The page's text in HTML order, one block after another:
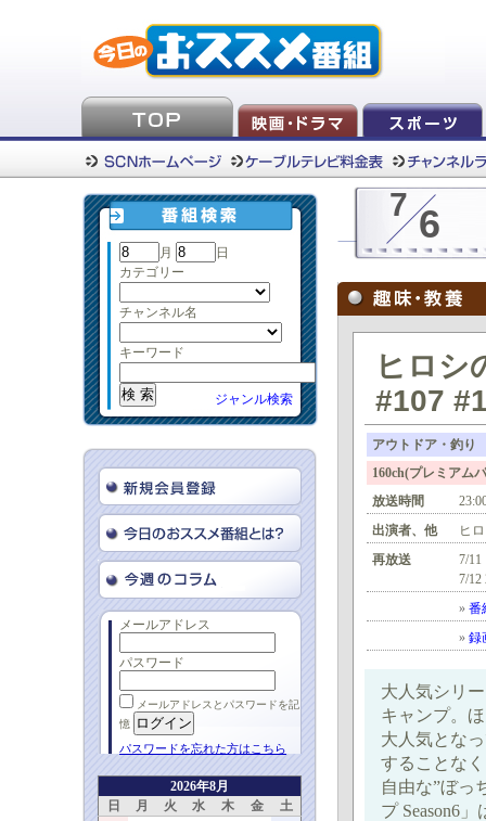
月
日
カテゴリー
チャンネル名
キーワード
ジャンル検索
メールアドレス
パスワード
メールアドレスとパスワードを記
憶
パスワードを忘れた方はこちら
2026年8月
日
月 火 水 木 金
土
7 6
ヒロシ
#107
アウトドア・釣り
160ch(プレミア
放送時間
出演者、他
ヒ
再放送
7/
7/
» 番
» 録
大人気シリ
キャンプ。
大人気とな
することな
自由な”ぼっ
プ Season6